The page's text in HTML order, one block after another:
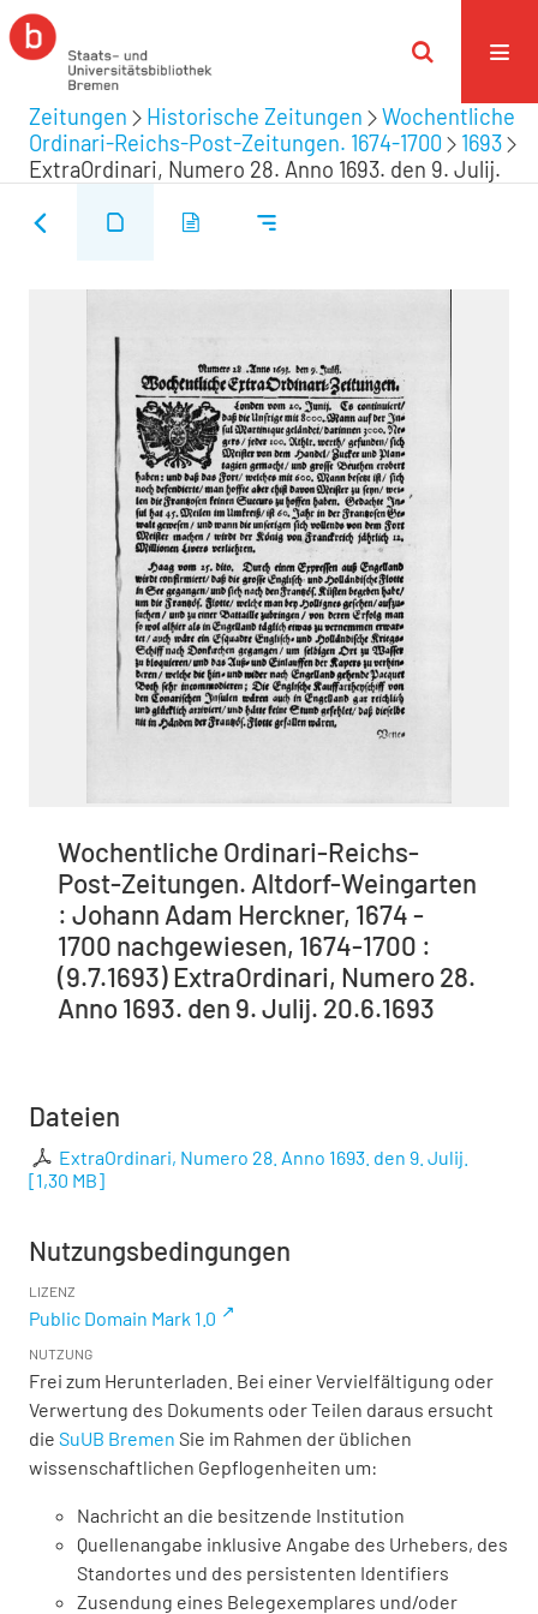
Zeitungen Historische Zeitungen
Wochentliche
Ordinari-Reichs-Post-Zeitungen. 1674-1700
1693
ExtraOrdinari, Numero 28. Anno 1693. den 9. Julij.
Wochentliche Ordinari-Reichs-
Post-Zeitungen. Altdorf-Weingarten
: Johann Adam Herckner, 1674 -
1700 nachgewiesen, 1674-1700 :
(9.7.1693) ExtraOrdinari, Numero 28.
Anno 1693. den 9. Julij. 20.6.1693
Dateien
ExtraOrdinari, Numero 28. Anno 1693. den 9. Julij.
[1,30 MB]
Nutzungsbedingungen
LIZENZ
Public Domain Mark 1.0
NUTZUNG
Frei zum Herunterladen. Bei einer Vervielfältigung oder
Verwertung des Dokuments oder Teilen daraus ersucht
die SuUB Bremen Sie im Rahmen der üblichen
wissenschaftlichen Gepflogenheiten um:
Nachricht an die besitzende Institution
Quellenangabe inklusive Angabe des Urhebers, des
Standortes und des persistenten Identifiers
Zusendung eines Belegexemplares und/oder